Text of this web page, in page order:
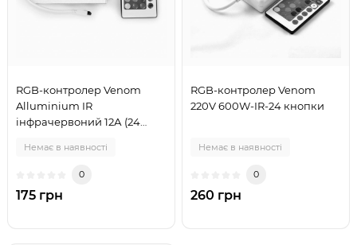
RGB-контролер Venom
Alluminium IR
інфрачервоний 12А (24
Немає в наявності
0
175 грн
RGB-контролер Venom
220V 600W-IR-24 кнопки
Немає в наявності
0
260 грн